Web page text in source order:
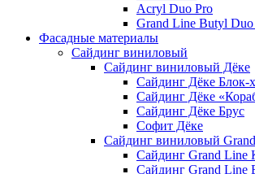
Acryl Duo Pro
Grand Line Butyl Duo
Фасадные материалы
Сайдинг виниловый
Сайдинг виниловый Дёке
Сайдинг Дёке Блок-
Сайдинг Дёке
Сайдинг Дёке Брус
Софит Дёке
Сайдинг виниловый
Сайдинг Grand Line
Сайдинг Grand Line